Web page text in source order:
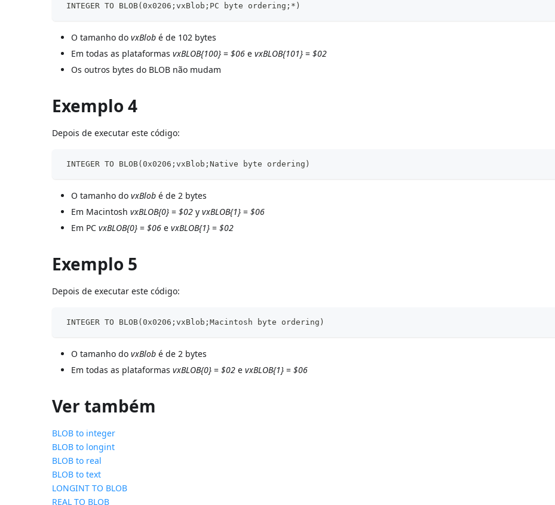
INTEGER TO BLOB(0x0206;vxBlob;PC byte ordering;*)
O tamanho dovxBlob é de 102 bytes
Em todas as plataformasvxBLOB{100} =$06 evxBLOB{101} =$02
Os outros bytes do BLOB não mudam
Exemplo 4
Depois de executar este código:
INTEGER TO BLOB(0x0206;vxBlob;Native byte ordering)
O tamanho dovxBlob é de 2 bytes
Em MacintoshvxBLOB{0} =$02 yvxBLOB{1} =$06
Em PCvxBLOB{0} =$06 evxBLOB{1} =$02
Exemplo 5
Depois de executar este código:
INTEGER TO BLOB(0x0206;vxBlob;Macintosh byte ordering)
O tamanho dovxBlob é de 2 bytes
Em todas as plataformasvxBLOB{0} =$02 evxBLOB{1} =$06
Ver também
BLOB to integer
BLOB to longint
BLOB to real
BLOB to text
LONGINT TO BLOB
REAL TO BLOB